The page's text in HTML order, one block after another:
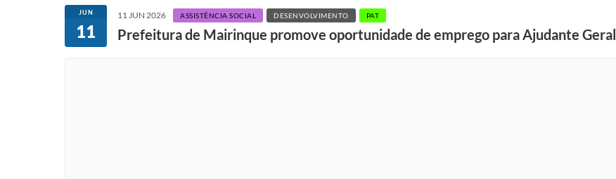
JUN
11
11 JUN 2026 ASSISTÊNCIA SOCIAL DESENVOLVIMENTO PAT
Prefeitura de Mairinque promove oportunidade de emprego para Ajudante Geral